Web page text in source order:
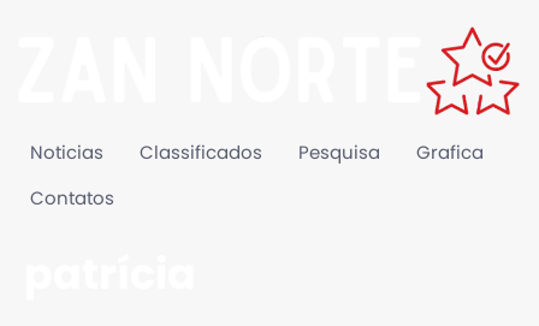
Noticias Classificados Pesquisa Grafica
Contatos